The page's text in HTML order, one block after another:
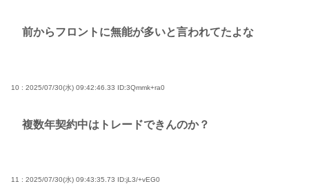
前からフロントに無能が多いと言われてたよな
10 : 2025/07/30(水) 09:42:46.33 ID:3Qmmk+ra0
複数年契約中はトレードできんのか？
11 : 2025/07/30(水) 09:43:35.73 ID:jL3/+vEG0